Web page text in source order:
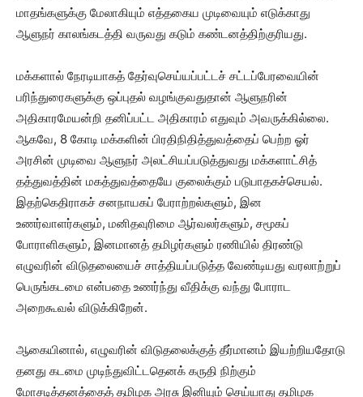
மாதங்களுக்கு மேலாகியும் எத்தகைய முடிவையும் எடுக்காது
ஆளுநர் காலங்கடத்தி வருவது கடும் கண்டனத்திற்குரியது.
மக்களால் நேரடியாகத் தேர்வுசெய்யப்பட்டச் சட்டப்பேரவையின்
பரிந்துரைகளுக்கு ஒப்புதல் வழங்குவதுதான் ஆளுநரின்
அதிகாரமேயன்றி தனிப்பட்ட அதிகாரம் எதுவும் அவருக்கில்லை.
ஆகவே, 8 கோடி மக்களின் பிரதிநிதித்துவத்தைப் பெற்ற ஓர்
அரசின் முடிவை ஆளுநர் அலட்சியப்படுத்துவது மக்களாட்சித்
தத்துவத்தின் மகத்துவத்தையே குலைக்கும் படுபாதகச்செயல்.
இதற்கெதிராகச் சனநாயகப் பேராற்றல்களும், இன
உணர்வாளர்களும், மனிதவுரிமை ஆர்வலர்களும், சமூகப்
போராளிகளும், இனமானத் தமிழர்களும் ரணியில் திரண்டு
எழுவரின் விடுதலையைச் சாத்தியப்படுத்த வேண்டியது வரலாற்றுப்
பெருங்கடமை என்பதை உணர்ந்து வீதிக்கு வந்து போராட
அறைகூவல் விடுக்கிறேன்.
ஆகையினால், எழுவரின் விடுதலைக்குத் தீர்மானம் இயற்றியதோடு
தனது கடமை முடிந்துவிட்டதெனக் கருதி நிற்கும்
மோசடித்தனத்தைத் தமிழக அரசு இனியும் செய்யாது தமிழக